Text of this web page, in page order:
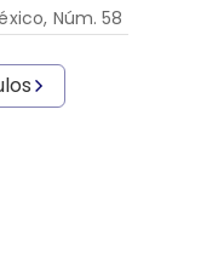
Núm. 58